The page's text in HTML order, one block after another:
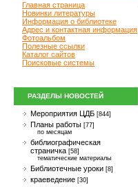
Главная страница
Новинки литературы
Информация о библиотеке
Адрес и контактная информация
Фотоальбом
Полезные ссылки
Каталог сайтов
Поисковые системы
РАЗДЕЛЫ НОВОСТЕЙ
Мероприятия ЦДБ [844]
Планы работы [77]
по месяцам
библиографическая
страничка [58]
тематические материалы
Библиотечные уроки [8]
краеведение [30]